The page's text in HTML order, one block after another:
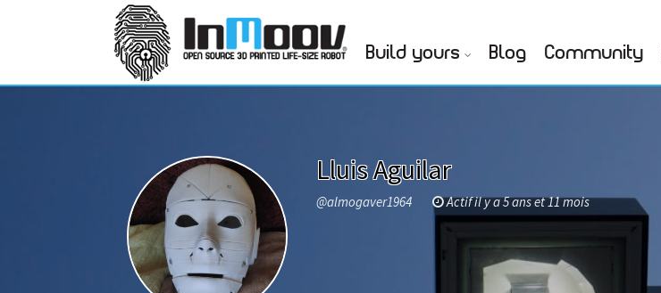
Build yours Blog Community
Lluis Aguilar
@almogaver1964 Actif il y a 5 ans et 11 mois